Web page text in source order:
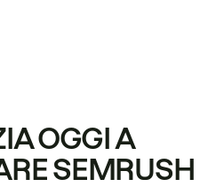
OGGI A
SEMRUSH